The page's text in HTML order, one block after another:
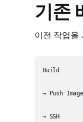
기존
이전 작업을
Build
→ Push Image
→ SSH